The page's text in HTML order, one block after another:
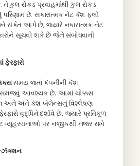
કુલ રોકડ પ્રવાહમાંથી કુલ રોકડ
છે. સકારાત્મક નેટ કૅશ ફ્લો
સંકેત આપે છે, જ્યારે નકારાત્મક નેટ
સૂચવી શકે છે જેને સંબોધવાની
ફેરફારો
સમય જતાં કંપનીની કૅશ
સમજવું આવશ્યક છે. આમાં ચોક્કસ
અને અંતે કૅશ બૅલેન્સનું વિશ્લેષણ
વૃદ્ધિને દર્શાવે છે, જ્યારે પ્રતિકૂળ
વ્યૂહરચનાઓ પર નજીકથી નજર રાખે